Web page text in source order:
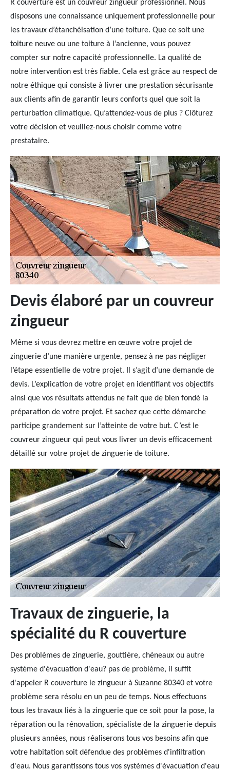
R couverture est un couvreur zingueur professionnel. Nous
disposons une connaissance uniquement professionnelle pour
les travaux d’étanchéisation d’une toiture. Que ce soit une
toiture neuve ou une toiture à l’ancienne, vous pouvez
compter sur notre capacité professionnelle. La qualité de
notre intervention est très fiable. Cela est grâce au respect de
notre éthique qui consiste à livrer une prestation sécurisante
aux clients afin de garantir leurs conforts quel que soit la
perturbation climatique. Qu’attendez-vous de plus ? Clôturez
votre décision et veuillez-nous choisir comme votre
prestataire.
Devis élaboré par un couvreur
zingueur
Même si vous devrez mettre en œuvre votre projet de
zinguerie d’une manière urgente, pensez à ne pas négliger
l’étape essentielle de votre projet. Il s’agit d’une demande de
devis. L’explication de votre projet en identifiant vos objectifs
ainsi que vos résultats attendus ne fait que de bien fondé la
préparation de votre projet. Et sachez que cette démarche
participe grandement sur l’atteinte de votre but. C’est le
couvreur zingueur qui peut vous livrer un devis efficacement
détaillé sur votre projet de zinguerie de toiture.
Travaux de zinguerie, la
spécialité du R couverture
Des problèmes de zinguerie, gouttière, chéneaux ou autre
système d'évacuation d'eau? pas de problème, il suffit
d'appeler R couverture le zingueur à Suzanne 80340 et votre
problème sera résolu en un peu de temps. Nous effectuons
tous les travaux liés à la zinguerie que ce soit pour la pose, la
réparation ou la rénovation, spécialiste de la zinguerie depuis
plusieurs années, nous réaliserons tous vos besoins afin que
votre habitation soit défendue des problèmes d'infiltration
d'eau. Nous garantissons tous vos systèmes d'évacuation d'eau